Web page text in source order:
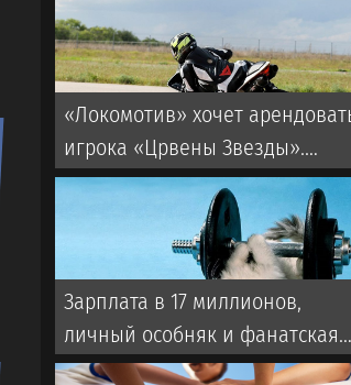
участием Дастана Сатпаева
«Локомотив» хочет
игрока «Црвены Звезды».
Ранее запрос делал ЦСКА
Зарплата в 17 миллионов,
личный особняк и фанатская
любовь. Как встретили Салаха